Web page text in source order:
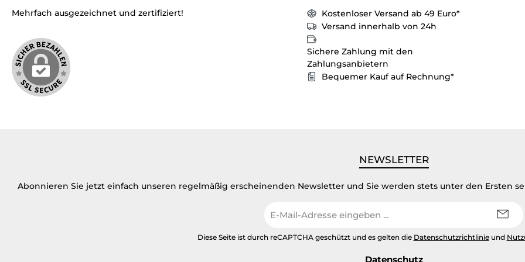
Mehrfach ausgezeichnet und zertifiziert!
Kostenloser Versand ab 49 Euro*
Versand innerhalb von 24h
Sichere Zahlung mit den
Zahlungsanbietern
Bequemer Kauf auf Rechnung*
NEWSLETTER
Abonnieren Sie jetzt einfach unseren regelmäßig erscheinenden Newsletter und Sie werden stets unter den Ersten
Mail-
Diese Seite ist durch reCAPTCHA geschützt und es gelten die Datenschutzrichtlinieund
Datenschutz